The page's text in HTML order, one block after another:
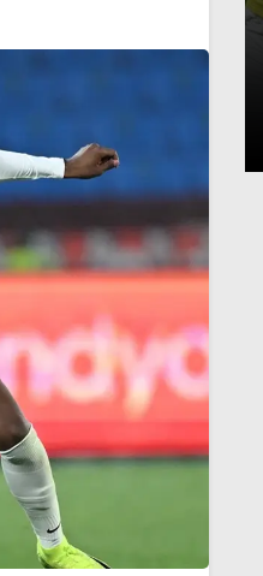
ile
Farioli’den
iddialarına